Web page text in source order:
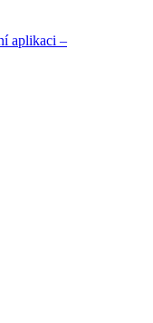
aplikaci –